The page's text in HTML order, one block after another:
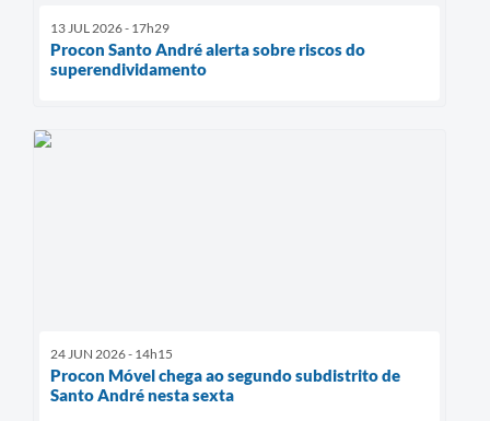
13 JUL 2026 - 17h29
Procon Santo André alerta sobre riscos do
superendividamento
24 JUN 2026 - 14h15
Procon Móvel chega ao segundo subdistrito de
Santo André nesta sexta